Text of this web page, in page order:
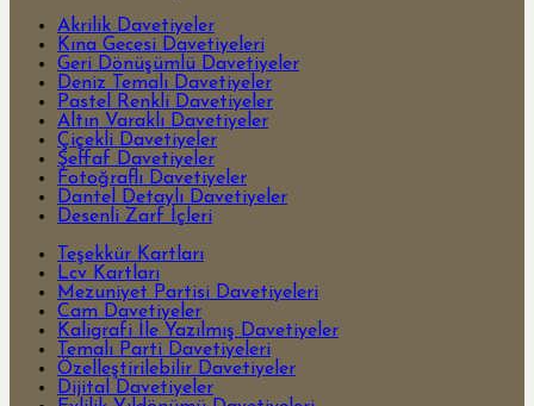
Akrilik Davetiyeler
Kına Gecesi Davetiyeleri
Geri Dönüşümlü Davetiyeler
Deniz Temalı Davetiyeler
Pastel Renkli Davetiyeler
Altın Varaklı Davetiyeler
Çiçekli Davetiyeler
Şeffaf Davetiyeler
Fotoğraflı Davetiyeler
Dantel Detaylı Davetiyeler
Desenli Zarf İçleri
Teşekkür Kartları
Lcv Kartları
Mezuniyet Partisi Davetiyeleri
Cam Davetiyeler
Kaligrafi İle Yazılmış Davetiyeler
Temalı Parti Davetiyeleri
Özelleştirilebilir Davetiyeler
Dijital Davetiyeler